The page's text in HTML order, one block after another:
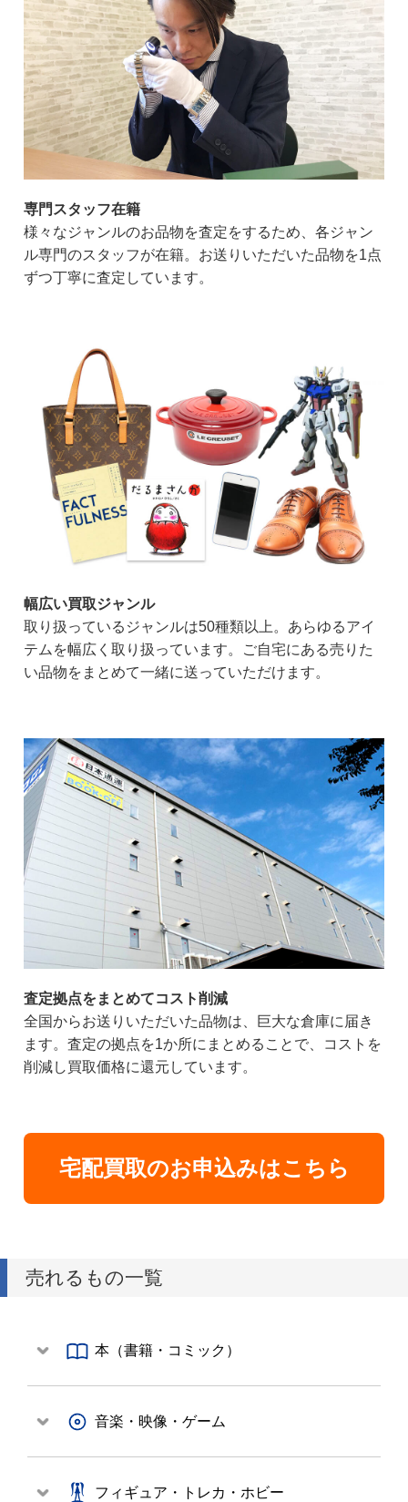
専門スタッフ在籍
様々なジャンルのお品物を査定をするため、各ジャン
ル専門のスタッフが在籍。お送りいただいた品物を1点
ずつ丁寧に査定しています。
幅広い買取ジャンル
取り扱っているジャンルは50種類以上。あらゆるアイ
テムを幅広く取り扱っています。ご自宅にある売りた
い品物をまとめて一緒に送っていただけます。
査定拠点をまとめてコスト削減
全国からお送りいただいた品物は、巨大な倉庫に届き
ます。査定の拠点を1か所にまとめることで、コストを
削減し買取価格に還元しています。
宅配買取のお申込みはこちら
売れるもの一覧
本（書籍・コミック）
音楽・映像・ゲーム
フィギュア・トレカ・ホビー